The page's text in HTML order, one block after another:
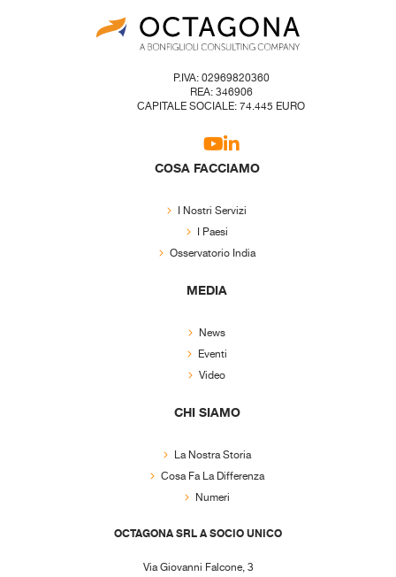
P.IVA: 02969820360
REA: 346906
CAPITALE SOCIALE: 74.445 EURO
COSA FACCIAMO
I Nostri Servizi
I Paesi
Osservatorio India
MEDIA
News
Eventi
Video
CHI SIAMO
La Nostra Storia
Cosa Fa La Differenza
Numeri
OCTAGONA SRL A SOCIO UNICO
Via Giovanni Falcone, 3